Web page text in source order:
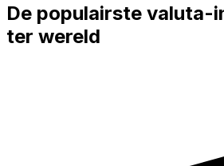
De populairste valuta-
ter wereld